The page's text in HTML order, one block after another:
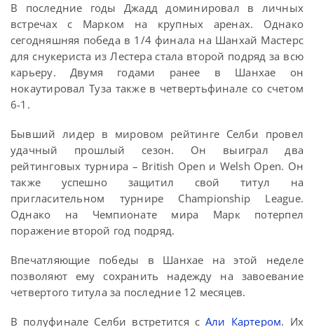
В последние годы Джадд доминировал в личных
встречах с Марком на крупных аренах. Однако
сегодняшняя победа в 1/4 финала на Шанхай Мастерс
для снукериста из Лестера стала второй подряд за всю
карьеру. Двумя годами ранее в Шанхае он
нокаутировал Туза также в четвертьфинале со счетом
6-1.
Бывший лидер в мировом рейтинге Селби провел
удачный прошлый сезон. Он выиграл два
рейтинговых турнира – British Open и Welsh Open. Он
также успешно защитил свой титул на
пригласительном турнире Championship League.
Однако на Чемпионате мира Марк потерпел
поражение второй год подряд.
Впечатляющие победы в Шанхае на этой неделе
позволяют ему сохранить надежду на завоевание
четвертого титула за последние 12 месяцев.
В полуфинале Селби встретится с Али Картером. Их